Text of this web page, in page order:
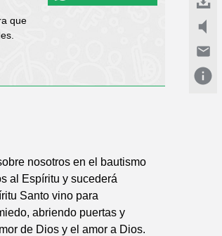
que
nosotros en el bautismo
al Espíritu y sucederá
Santo vino para
abriendo puertas y
de Dios y el amor a Dios.